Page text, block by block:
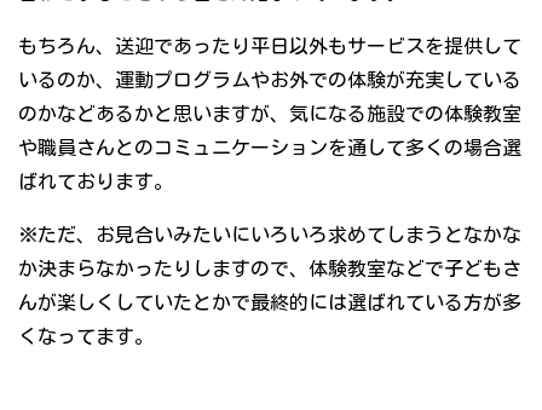
もちろん、送迎であったり平日以外もサービスを提供して
いるのか、運動プログラムやお外での体験が充実している
のかなどあるかと思いますが、気になる施設での体験教室
や職員さんとのコミュニケーションを通して多くの場合選
ばれております。
※ただ、お見合いみたいにいろいろ求めてしまうとなかな
か決まらなかったりしますので、体験教室などで子どもさ
んが楽しくしていたとかで最終的には選ばれている方が多
くなってます。